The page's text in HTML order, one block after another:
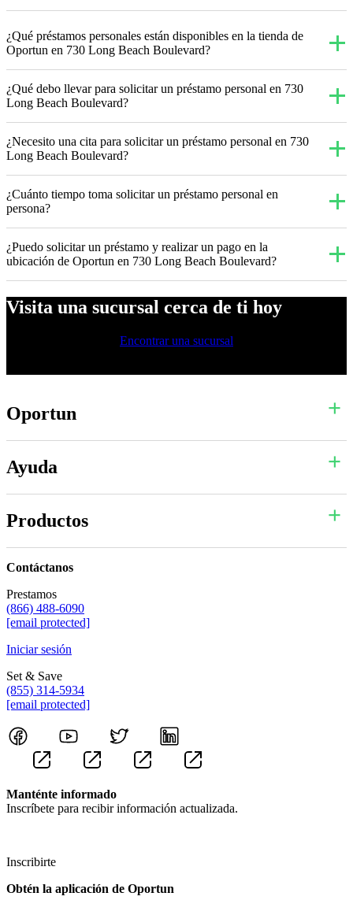
¿Qué préstamos personales están disponibles en la tienda de
Oportun en 730 Long Beach Boulevard?
¿Qué debo llevar para solicitar un préstamo personal en 730
Long Beach Boulevard?
¿Necesito una cita para solicitar un préstamo personal en 730
Long Beach Boulevard?
¿Cuánto tiempo toma solicitar un préstamo personal en
persona?
¿Puedo solicitar un préstamo y realizar un pago en la
ubicación de Oportun en 730 Long Beach Boulevard?
Visita una sucursal cerca de ti hoy
Encontrar una sucursal
Oportun
Ayuda
Productos
Contáctanos
Prestamos
(866) 488-6090
[email protected]
Iniciar sesión
Set & Save
(855) 314-5934
[email protected]
Manténte informado
Inscríbete para recibir información actualizada.
Inscribirte
Obtén la aplicación de Oportun